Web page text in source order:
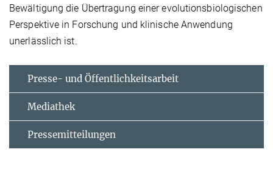
Bewältigung die Übertragung einer evolutionsbiologischen
Perspektive in Forschung und klinische Anwendung
unerlässlich ist.
Presse- und Öffentlichkeitsarbeit
Mediathek
Pressemitteilungen